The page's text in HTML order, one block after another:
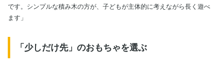
です。シンプルな積み木の方が、子どもが主体的に考えながら長く遊べ
ます」
「少しだけ先」のおもちゃを選ぶ